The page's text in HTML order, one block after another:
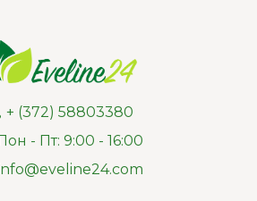
+ (372) 58803380
Пон - Пт: 9:00 - 16:00